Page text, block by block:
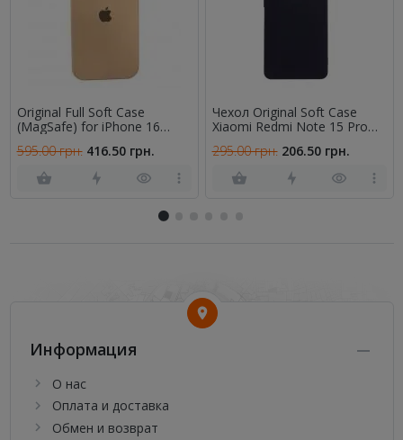
Original Full Soft Case
(MagSafe) for iPhone 16
595.00 грн. 416.50 грн.
Чехол Original Soft Case
Xiaomi Redmi Note 15 Pro
295.00 грн. 206.50 грн.
Информация
О нас
Оплата и доставка
Обмен и возврат